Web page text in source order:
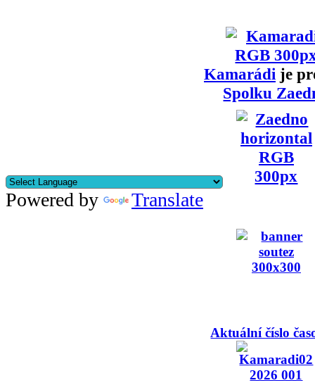
Kamarádi je
Spolku
Powered by Translate
Aktuální číslo